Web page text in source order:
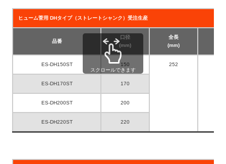
ヒューム菅用 DHタイプ（ストレートシャンク）受注生産
品番
口径
(mm)
全長
(mm)
ES-DH150ST 150 252
ES-DH170ST 170
ES-DH200ST 200
ES-DH220ST 220
スクロールできます